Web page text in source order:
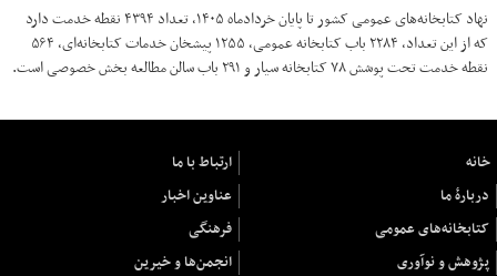
نهاد کتابخانه‌های عمومی کشور تا پایان خردادماه ۱۴۰۵، تعداد ۴۳۹۴ نقطه خدمت دارد
که از این تعداد، ۲۲۸۴ باب کتابخانه عمومی، ۱۲۵۵ پیشخان خدمات کتابخانه‌ای، ۵۶۴
نقطه خدمت تحت پوشش ۷۸ کتابخانه سیار و ۲۹۱ باب سالن مطالعه بخش خصوصی است.
خانه
ارتباط با ما
دربارهٔ ما
عناوین اخبار
کتابخانه‌های عمومی
فرهنگی
پژوهش و نوآوری
انجمن‌ها و خیرین